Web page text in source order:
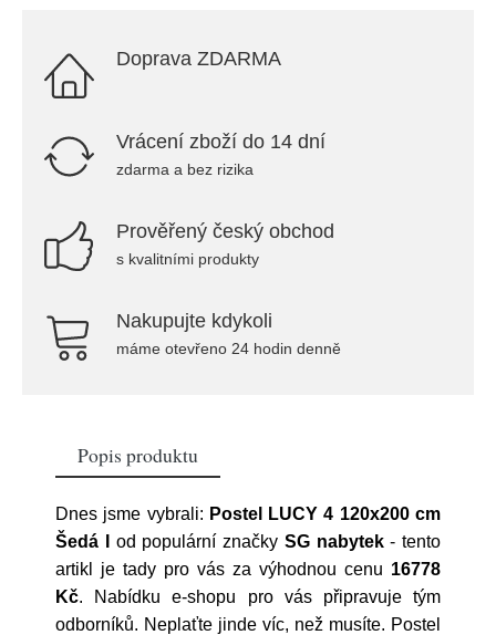
Doprava ZDARMA
Vrácení zboží do 14 dní
zdarma a bez rizika
Prověřený český obchod
s kvalitními produkty
Nakupujte kdykoli
máme otevřeno 24 hodin denně
Popis produktu
Dnes jsme vybrali: Postel LUCY 4 120x200 cm
Šedá I
od populární značky SG nabytek- tento
artikl je tady pro vás za výhodnou cenu 16778
Kč. Nabídku e-shopu pro vás připravuje tým
odborníků. Neplaťte jinde víc, než musíte. Postel